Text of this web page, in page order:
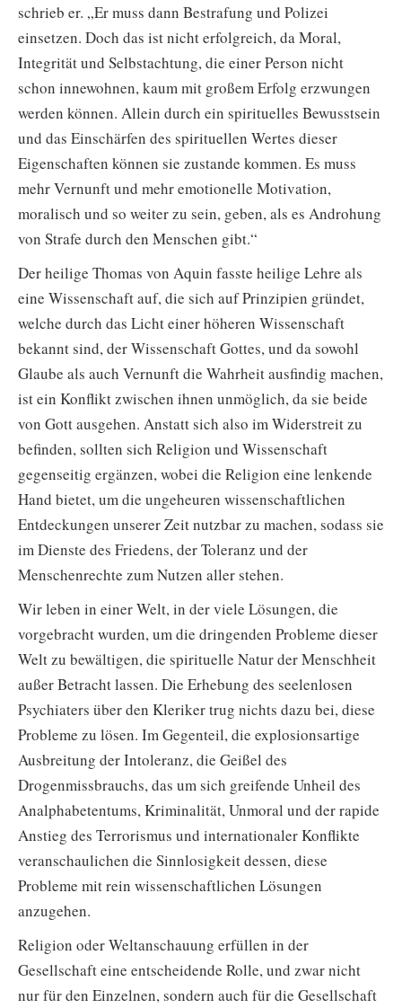
schrieb er. „Er muss dann Bestrafung und Polizei
einsetzen. Doch das ist nicht erfolgreich, da Moral,
Integrität und Selbstachtung, die einer Person nicht
schon innewohnen, kaum mit großem Erfolg erzwungen
werden können. Allein durch ein spirituelles Bewusstsein
und das Einschärfen des spirituellen Wertes dieser
Eigenschaften können sie zustande kommen. Es muss
mehr Vernunft und mehr emotionelle Motivation,
moralisch und so weiter zu sein, geben, als es Androhung
von Strafe durch den Menschen gibt.“
Der heilige Thomas von Aquin fasste heilige Lehre als
eine Wissenschaft auf, die sich auf Prinzipien gründet,
welche durch das Licht einer höheren Wissenschaft
bekannt sind, der Wissenschaft Gottes, und da sowohl
Glaube als auch Vernunft die Wahrheit ausfindig machen,
ist ein Konflikt zwischen ihnen unmöglich, da sie beide
von Gott ausgehen. Anstatt sich also im Widerstreit zu
befinden, sollten sich Religion und Wissenschaft
gegenseitig ergänzen, wobei die Religion eine lenkende
Hand bietet, um die ungeheuren wissenschaftlichen
Entdeckungen unserer Zeit nutzbar zu machen, sodass sie
im Dienste des Friedens, der Toleranz und der
Menschenrechte zum Nutzen aller stehen.
Wir leben in einer Welt, in der viele Lösungen, die
vorgebracht wurden, um die dringenden Probleme dieser
Welt zu bewältigen, die spirituelle Natur der Menschheit
außer Betracht lassen. Die Erhebung des seelenlosen
Psychiaters über den Kleriker trug nichts dazu bei, diese
Probleme zu lösen. Im Gegenteil, die explosionsartige
Ausbreitung der Intoleranz, die Geißel des
Drogenmissbrauchs, das um sich greifende Unheil des
Analphabetentums, Kriminalität, Unmoral und der rapide
Anstieg des Terrorismus und internationaler Konflikte
veranschaulichen die Sinnlosigkeit dessen, diese
Probleme mit rein wissenschaftlichen Lösungen
anzugehen.
Religion oder Weltanschauung erfüllen in der
Gesellschaft eine entscheidende Rolle, und zwar nicht
nur für den Einzelnen, sondern auch für die Gesellschaft